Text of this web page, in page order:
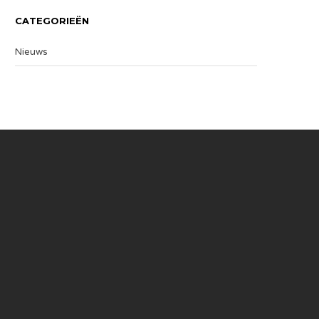
CATEGORIEËN
Nieuws